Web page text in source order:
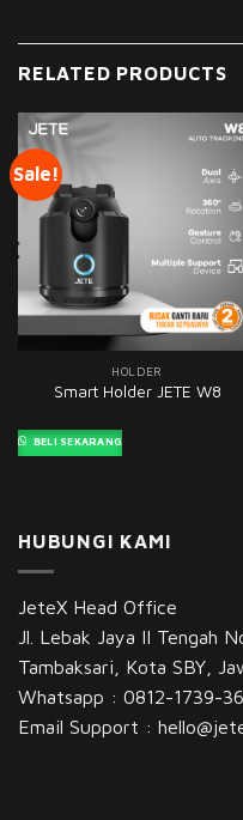
RELATED PRODUCTS
Sale!
HOLDER
Smart Holder JETE W8
BELI SEKARANG
HUBUNGI KAMI
JeteX Head Office
Jl. Lebak Jaya II Tengah
Tambaksari, Kota SBY,
Whatsapp : 0812-1739-
Email Support :